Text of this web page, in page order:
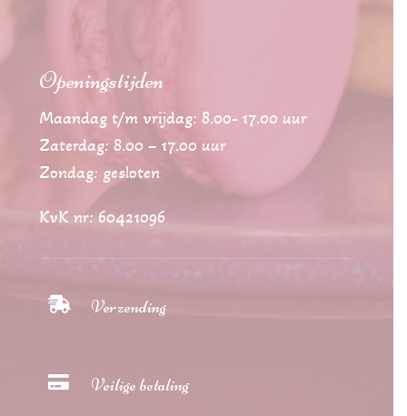
Openingstijden
Maandag t/m vrijdag: 8.00- 17.00 uur
Zaterdag: 8.00 – 17.00 uur
Zondag: gesloten
KvK nr: 60421096
 Verzending
 Veilige betaling